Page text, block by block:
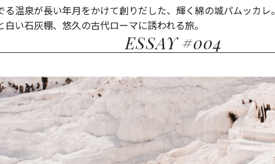
る温泉が長い年月をかけて創りだした、輝く綿の城パムッカレ。
白い⽯灰棚、悠久の古代ローマに誘われる旅。
ESSAY #004